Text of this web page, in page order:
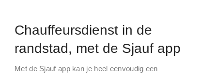
Chauffeursdienst in de
randstad, met de Sjauf app
Met de Sjauf app kan je heel eenvoudig een